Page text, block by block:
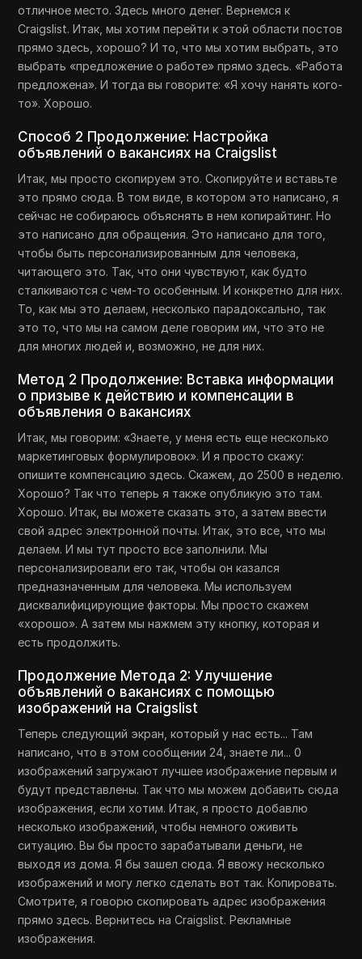
отличное место. Здесь много денег. Вернемся к
Craigslist. Итак, мы хотим перейти к этой области постов
прямо здесь, хорошо? И то, что мы хотим выбрать, это
выбрать «предложение о работе» прямо здесь. «Работа
предложена». И тогда вы говорите: «Я хочу нанять кого-
то». Хорошо.
Способ 2 Продолжение: Настройка
объявлений о вакансиях на Craigslist
Итак, мы просто скопируем это. Скопируйте и вставьте
это прямо сюда. В том виде, в котором это написано, я
сейчас не собираюсь объяснять в нем копирайтинг. Но
это написано для обращения. Это написано для того,
чтобы быть персонализированным для человека,
читающего это. Так, что они чувствуют, как будто
сталкиваются с чем-то особенным. И конкретно для них.
То, как мы это делаем, несколько парадоксально, так
это то, что мы на самом деле говорим им, что это не
для многих людей и, возможно, не для них.
Метод 2 Продолжение: Вставка информации
о призыве к действию и компенсации в
объявления о вакансиях
Итак, мы говорим: «Знаете, у меня есть еще несколько
маркетинговых формулировок». И я просто скажу:
опишите компенсацию здесь. Скажем, до 2500 в неделю.
Хорошо? Так что теперь я также опубликую это там.
Хорошо. Итак, вы можете сказать это, а затем ввести
свой адрес электронной почты. Итак, это все, что мы
делаем. И мы тут просто все заполнили. Мы
персонализировали его так, чтобы он казался
предназначенным для человека. Мы используем
дисквалифицирующие факторы. Мы просто скажем
«хорошо». А затем мы нажмем эту кнопку, которая и
есть продолжить.
Продолжение Метода 2: Улучшение
объявлений о вакансиях с помощью
изображений на Craigslist
Теперь следующий экран, который у нас есть... Там
написано, что в этом сообщении 24, знаете ли... 0
изображений загружают лучшее изображение первым и
будут представлены. Так что мы можем добавить сюда
изображения, если хотим. Итак, я просто добавлю
несколько изображений, чтобы немного оживить
ситуацию. Вы бы просто зарабатывали деньги, не
выходя из дома. Я бы зашел сюда. Я ввожу несколько
изображений и могу легко сделать вот так. Копировать.
Смотрите, я говорю скопировать адрес изображения
прямо здесь. Вернитесь на Craigslist. Рекламные
изображения.